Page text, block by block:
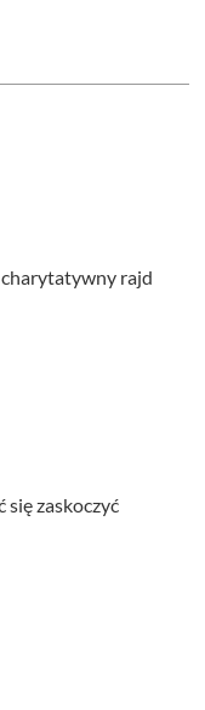
charytatywny rajd
się zaskoczyć